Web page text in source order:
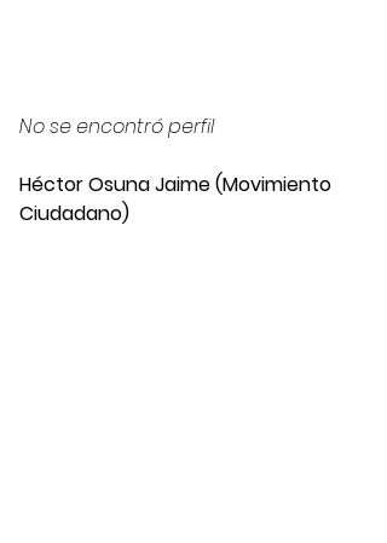
No se encontró perfil
Héctor Osuna Jaime (Movimiento
Ciudadano)